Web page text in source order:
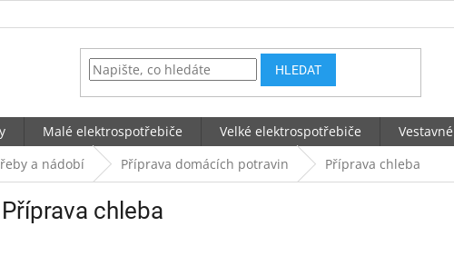
HLEDAT
Malé elektrospotřebiče Velké elektrospotřebiče
a nádobí Příprava domácích potravin Příprava chleba
Příprava chleba